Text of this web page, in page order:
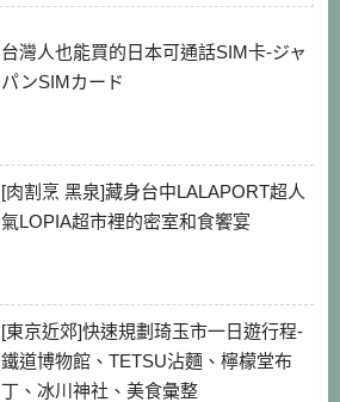
台灣人也能買的日本可通話SIM卡-ジャ
パンSIMカード
[肉割烹 黑泉]藏身台中LALAPORT超人
氣LOPIA超市裡的密室和食饗宴
[東京近郊]快速規劃琦玉市一日遊行程-
鐵道博物館、TETSU沾麵、檸檬堂布
丁、冰川神社、美食彙整